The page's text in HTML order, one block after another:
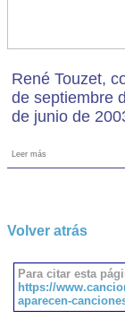
René Touzet,
de septiembre
de junio de
Leer más
Volver atrás
Para citar esta
https://
aparecen-